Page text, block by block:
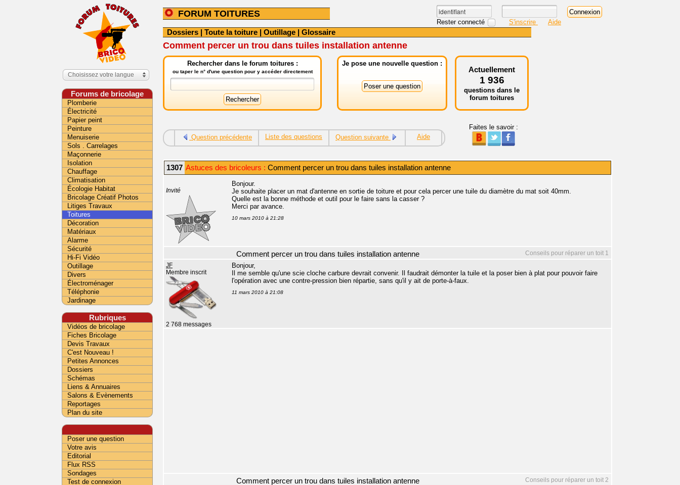
FORUM TOITURES
Rester connecté S'inscrire Aide
Dossiers | Toute la toiture | Outillage | Glossaire
Comment percer un trou dans tuiles installation antenne
Rechercher dans le forum toitures :
ou taper le n° d'une question pour y accéder directement
Je pose une nouvelle question :
Actuellement
1 936
questions dans le
forum toitures
Question précédente Liste des questions Question suivante Aide
Faites le savoir :
1307 Astuces des bricoleurs : Comment percer un trou dans tuiles installation antenne
Invité
Bonjour.
Je souhaite placer un mat d'antenne en sortie de toiture et pour cela percer une tuile du diamètre du mat soit 40mm.
Quelle est la bonne méthode et outil pour le faire sans la casser ?
Merci par avance.
10 mars 2010 à 21:28
Conseils pour réparer un toit 1
Comment percer un trou dans tuiles installation antenne
JF
Membre inscrit
2 768 messages
Bonjour,
Il me semble qu'une scie cloche carbure devrait convenir. Il faudrait démonter la tuile et la poser bien à plat pour pouvoir faire
l'opération avec une contre-pression bien répartie, sans qu'il y ait de porte-à-faux.
11 mars 2010 à 21:08
Conseils pour réparer un toit 2
Comment percer un trou dans tuiles installation antenne
Choisissez votre langue
Forums de bricolage
Plomberie
Électricité
Papier peint
Peinture
Menuiserie
Sols . Carrelages
Maçonnerie
Isolation
Chauffage
Climatisation
Écologie Habitat
Bricolage Créatif Photos
Litiges Travaux
Toitures
Décoration
Matériaux
Alarme
Sécurité
Hi-Fi Vidéo
Outillage
Divers
Électroménager
Téléphonie
Jardinage
Rubriques
Vidéos de bricolage
Fiches Bricolage
Devis Travaux
C'est Nouveau !
Petites Annonces
Dossiers
Schémas
Liens & Annuaires
Salons & Evènements
Reportages
Plan du site
Poser une question
Votre avis
Editorial
Flux RSS
Sondages
Test de connexion